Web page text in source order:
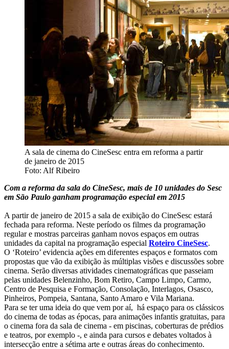
A sala de cinema do CineSesc entra em reforma a partir
de janeiro de 2015
Foto: Alf Ribeiro
Com a reforma da sala do CineSesc, mais de 10 unidades do Sesc
em São Paulo ganham programação especial em 2015
A partir de janeiro de 2015 a sala de exibição do CineSesc estará
fechada para reforma. Neste período os filmes da programação
regular e mostras parceiras ganham novos espaços em outras
unidades da capital na programação especial Roteiro CineSesc.
O ‘Roteiro’ evidencia ações em diferentes espaços e formatos com
propostas que vão da exibição às múltiplas visões e discussões sobre
cinema. Serão diversas atividades cinematográficas que passeiam
pelas unidades Belenzinho, Bom Retiro, Campo Limpo, Carmo,
Centro de Pesquisa e Formação, Consolação, Interlagos, Osasco,
Pinheiros, Pompeia, Santana, Santo Amaro e Vila Mariana.
Para se ter uma ideia do que vem por aí, há espaço para os clássicos
do cinema de todas as épocas, para animações infantis gratuitas, para
o cinema fora da sala de cinema - em piscinas, coberturas de prédios
e teatros, por exemplo -, e ainda para cursos e debates voltados à
intersecção entre a sétima arte e outras áreas do conhecimento.